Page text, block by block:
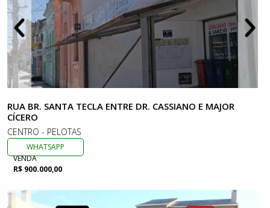
RUA BR. SANTA TECLA ENTRE DR. CASSIANO E MAJOR
CÍCERO
CENTRO - PELOTAS
WHATSAPP
VENDA
R$ 900.000,00